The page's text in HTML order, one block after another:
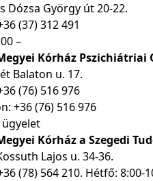
Dózsa György út 20-22.
(37) 312 491
–
Kórház Pszichiátriai
Balaton u. 17.
(76) 516 976
+36 (76) 516 976
Kórház a Szegedi
Lajos u. 34-36.
(78) 564 210. Hétfő: 8:00-